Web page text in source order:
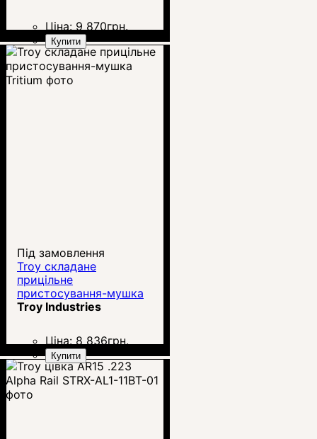
Ціна: 9 870грн.
Купити
Під замовлення
Troy складане
прицільне
пристосування-мушка
Tritium
Troy Industries
Ціна: 8 836грн.
Купити